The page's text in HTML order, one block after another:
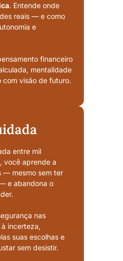
. Entende onde
reais — e como
e
financeiro
mentalidade
com visão de futuro.
entre mil
você aprende a
— mesmo sem ter
e abandona o
nas
incerteza,
suas escolhas e
sem desistir.